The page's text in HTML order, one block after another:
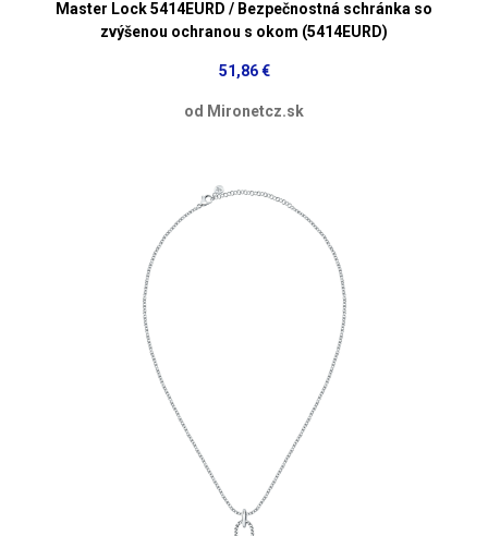
Master Lock 5414EURD / Bezpečnostná schránka so
zvýšenou ochranou s okom (5414EURD)
51,86 €
od Mironetcz.sk